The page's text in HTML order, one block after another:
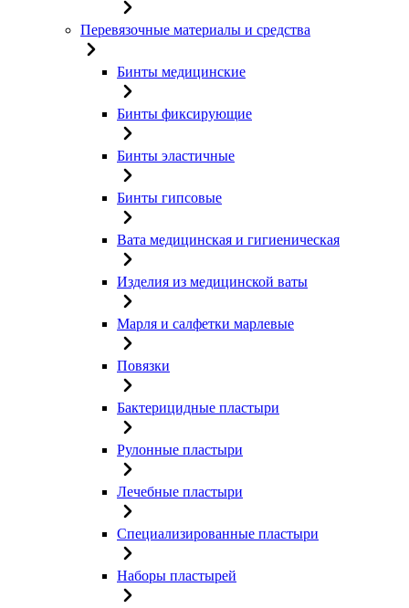
Перевязочные материалы и средства
Бинты медицинские
Бинты фиксирующие
Бинты эластичные
Бинты гипсовые
Вата медицинская и гигиеническая
Изделия из медицинской ваты
Марля и салфетки марлевые
Повязки
Бактерицидные пластыри
Рулонные пластыри
Лечебные пластыри
Специализированные пластыри
Наборы пластырей